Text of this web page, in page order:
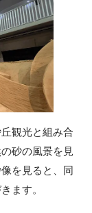
観光と組み合
砂の風景を見
を見ると、同
ます。